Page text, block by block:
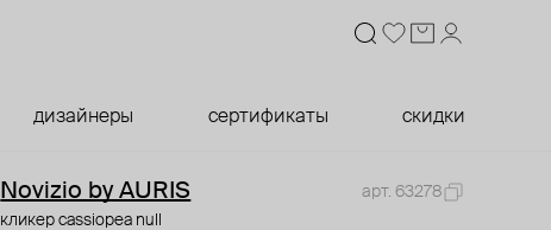
дизайнеры сертификаты скидки
Novizio by AURIS
арт. 63278
кликер cassiopea null